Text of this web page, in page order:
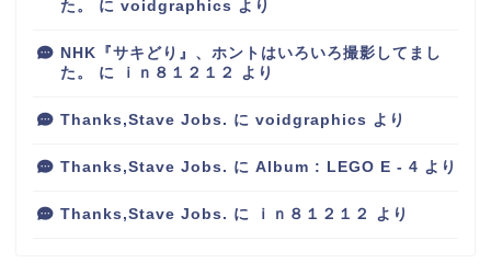
た。
に voidgraphics より
NHK『サキどり』、ホントはいろいろ撮影してまし
た。
に ｉｎ８１２１２ より
Thanks,Stave Jobs. に voidgraphics より
Thanks,Stave Jobs. に Album : LEGO E - 4 より
Thanks,Stave Jobs. に ｉｎ８１２１２ より